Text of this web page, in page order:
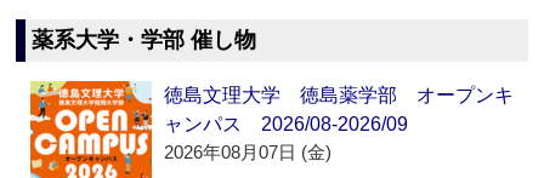
薬系大学・学部 催し物
徳島文理大学 徳島薬学部 オープンキ
ャンパス 2026/08-2026/09
2026年08月07日 (金)